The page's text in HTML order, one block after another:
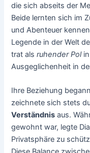
die sich abseits der
Beide lernten sich im
und Abenteuer
Legende in der Welt
trat alsruhender Polin
Ausgeglichenheit in
Ihre Beziehung
zeichnete sich stets
Verständnis aus.
gewohnt war, legte
Privatsphäre zu